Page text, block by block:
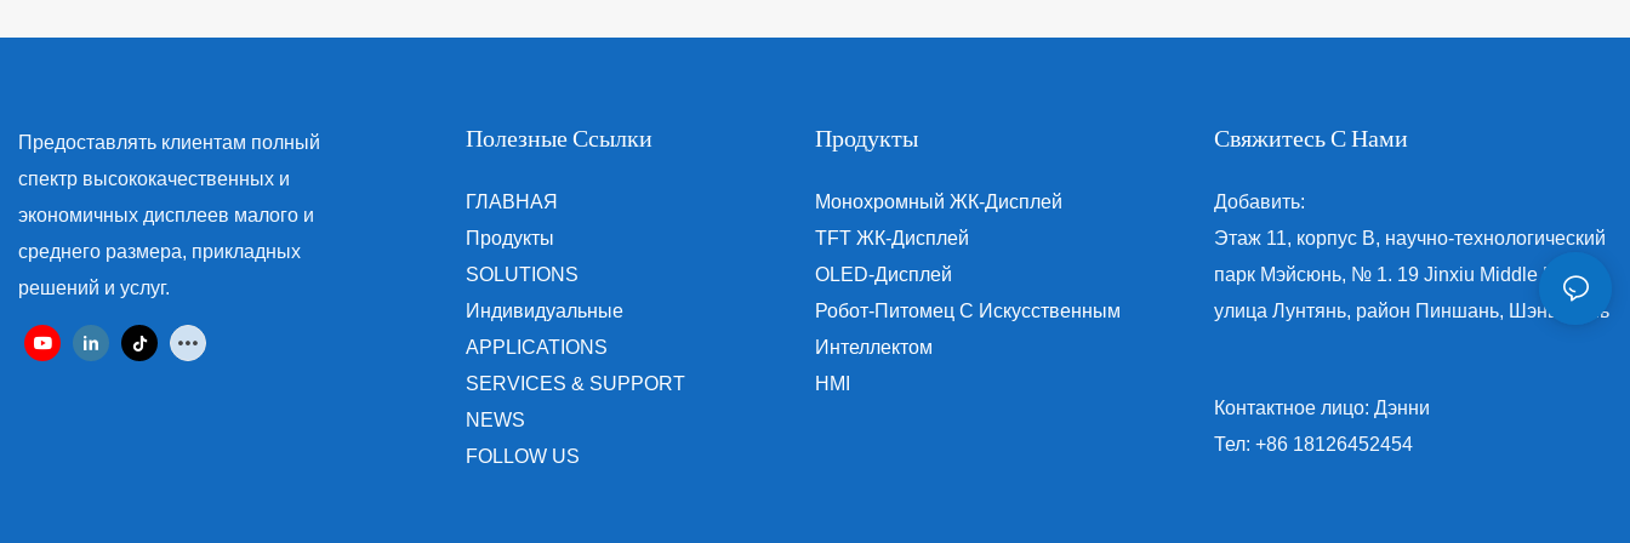
Предоставлять клиентам полный
спектр высококачественных и
экономичных дисплеев малого и
среднего размера, прикладных
решений и услуг.
Полезные Ссылки
ГЛАВНАЯ
Продукты
SOLUTIONS
Индивидуальные
APPLICATIONS
SERVICES & SUPPORT
NEWS
FOLLOW US
Продукты
Монохромный ЖК-Дисплей
TFT ЖК-Дисплей
OLED-Дисплей
Робот-Питомец С Искусственным
Интеллектом
HMI
Свяжитесь С Нами
Добавить:
Этаж 11, корпус B, научно-технологический
парк Мэйсюнь, № 1. 19 Jinxiu Middle Road,
улица Лунтянь, район Пиншань, Шэньчжэнь
Контактное лицо: Дэнни
Тел: +86 18126452454